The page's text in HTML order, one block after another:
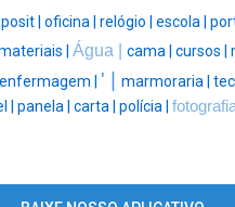
| oficina | relógio | escola |
| Água | cama | cursos |
enfermagem | ' | marmoraria | tec |
| panela | carta | polícia |